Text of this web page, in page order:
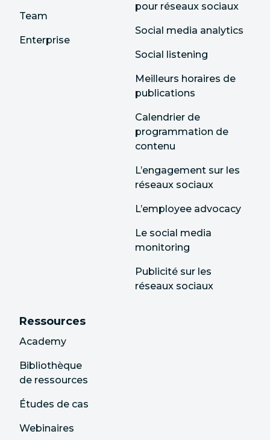
Team
Enterprise
pour réseaux sociaux
Social media analytics
Social listening
Meilleurs horaires de
publications
Calendrier de
programmation de
contenu
L’engagement sur les
réseaux sociaux
L’employee advocacy
Le social media
monitoring
Publicité sur les
réseaux sociaux
Ressources
Academy
Bibliothèque
de ressources
Études de cas
Webinaires